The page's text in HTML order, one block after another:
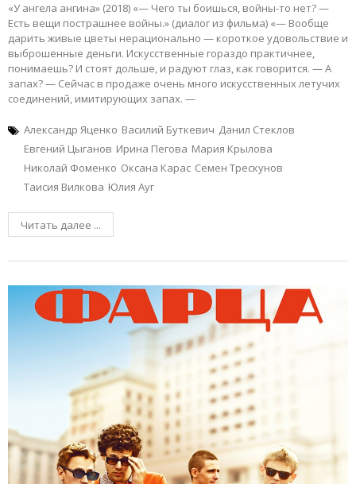
«У ангела ангина» (2018) «— Чего ты боишься, войны-то нет? —
Есть вещи пострашнее войны.» (диалог из фильма) «— Вообще
дарить живые цветы нерационально — короткое удовольствие и
выброшенные деньги. Искусственные гораздо практичнее,
понимаешь? И стоят дольше, и радуют глаз, как говорится. — А
запах? — Сейчас в продаже очень много искусственных летучих
соединений, имитирующих запах. —
Александр Яценко Василий Буткевич Данил Стеклов
Евгений Цыганов Ирина Пегова Мария Крылова
Николай Фоменко Оксана Карас Семен Трескунов
Таисия Вилкова Юлия Ауг
Читать далее ...